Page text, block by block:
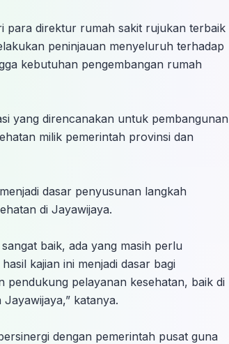
para direktur rumah sakit rujukan terbaik
peninjauan menyeluruh terhadap
kebutuhan pengembangan rumah
yang direncanakan untuk pembangunan
milik pemerintah provinsi dan
dasar penyusunan langkah
di Jayawijaya.
baik, ada yang masih perlu
kajian ini menjadi dasar bagi
pendukung pelayanan kesehatan, baik di
katanya.
dengan pemerintah pusat guna